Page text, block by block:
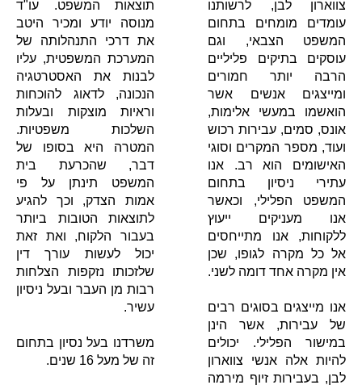
צווארון לבן, לרשותנו
עומדים מומחים בתחום
המשפט הצבאי, וגם
עוסקים בתיקים פליליים
הרבה יותר חמורים
ומייצגים אנשים אשר
הואשמו במעשי אלימות,
אונס, סמים, עבירות רכוש
ועוד, מספר המקרים וסוגי
האישומים הוא רב. אנו
עתירי ניסיון בתחום
המשפט הפלילי, וכאשר
אנו מעניקים ייעוץ
ללקוחות, אנו מתייחסים
אל כל מקרה לגופו, שכן
אין מקרה אחד דומה לשני.
אנו מייצגים בסוגים רבים
של עבירות, אשר הינן
במישור הפלילי. יכולים
להיות אלה אנשי צווארון
לבן, בעבירות זיוף מירמה
תוצאות המשפט. עו"ד
מנוסה יודע ומכיר היטב
את דרכי התנהלותה של
המערכת המשפטית, עליו
לבנות את האסטרטגיה
הנכונה, לדאוג להוכחות
וראיות מוצקות ובעלות
השלכות משפטיות.
המטרה היא בסופו של
דבר, שהכרעת בית
המשפט תינתן על פי
אמות הצדק, וכך להגיע
לתוצאות הטובות ביותר
בעבור הלקוח, ואת זאת
יכול לעשות עורך דין
שלזכותו נזקפות הצלחות
רבות מן העבר ובעל ניסיון
עשיר.
משרדנו בעל נסיון בתחום
זה של מעל 16 שנים.